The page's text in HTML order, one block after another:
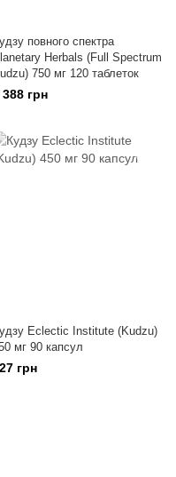
повного спектра
Herbals (Full Spectrum
750 мг 120 таблеток
388 грн
Eclectic Institute (Kudzu)
мг 90 капсул
грн